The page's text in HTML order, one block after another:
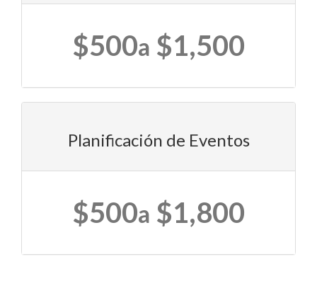
$500a $1,500
Planificación de Eventos
$500a $1,800